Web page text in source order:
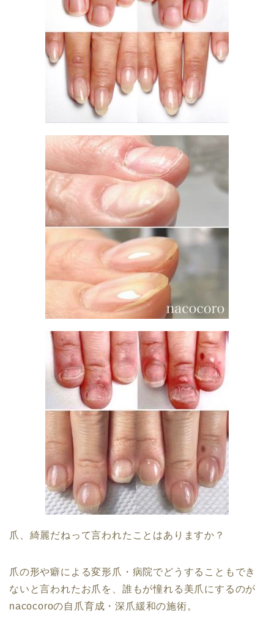
爪、綺麗だねって言われたことはありますか？
爪の形や癖による変形爪・病院でどうすることもでき
ないと言われたお爪を、誰もが憧れる美爪にするのが
nacocoroの自爪育成・深爪緩和の施術。